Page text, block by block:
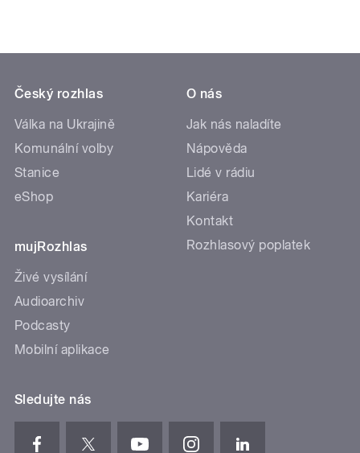
Český rozhlas
Válka na Ukrajině
Komunální volby
Stanice
eShop
mujRozhlas
Živé vysílání
Audioarchiv
Podcasty
Mobilní aplikace
O nás
Jak nás naladíte
Nápověda
Lidé v rádiu
Kariéra
Kontakt
Rozhlasový poplatek
Sledujte nás